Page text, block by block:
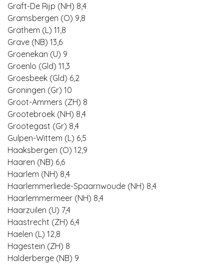
Graft-De Rijp (NH) 8,4
Gramsbergen (O) 9,8
Grathem (L) 11,8
Grave (NB) 13,6
Groenekan (U) 9
Groenlo (Gld) 11,3
Groesbeek (Gld) 6,2
Groningen (Gr) 10
Groot-Ammers (ZH) 8
Grootebroek (NH) 8,4
Grootegast (Gr) 8,4
Gulpen-Wittem (L) 6,5
Haaksbergen (O) 12,9
Haaren (NB) 6,6
Haarlem (NH) 8,4
Haarlemmerliede-Spaarnwoude (NH) 8,4
Haarlemmermeer (NH) 8,4
Haarzuilen (U) 7,4
Haastrecht (ZH) 6,4
Haelen (L) 12,8
Hagestein (ZH) 8
Halderberge (NB) 9